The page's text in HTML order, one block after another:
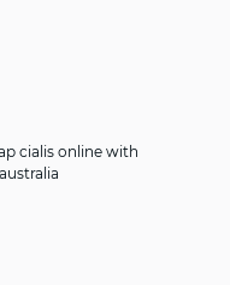
cialis online with